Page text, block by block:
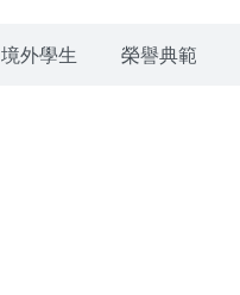
境外學生 榮譽典範